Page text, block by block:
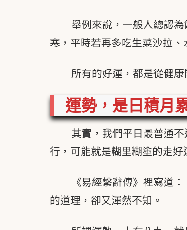
舉例來說，一般人總認
寒，平時若再多吃生菜沙拉
所有的好運，都是從健
運勢，是日積月
其實，我們平日最普通
行，可能就是糊里糊塗的走好
《易經繫辭傳》裡寫道
的道理，卻又渾然不知。